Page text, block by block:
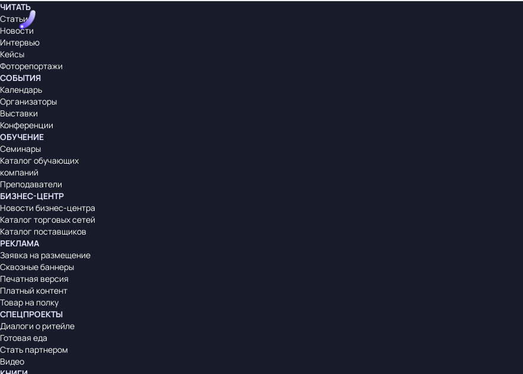
ЧИТАТЬ
Статьи
Новости
Интервью
Кейсы
Фоторепортажи
СОБЫТИЯ
Календарь
Организаторы
Выставки
Конференции
ОБУЧЕНИЕ
Семинары
Каталог обучающих
компаний
Преподаватели
БИЗНЕС-ЦЕНТР
Новости бизнес-центра
Каталог торговых сетей
Каталог поставщиков
РЕКЛАМА
Заявка на размещение
Сквозные баннеры
Печатная версия
Платный контент
Товар на полку
СПЕЦПРОЕКТЫ
Диалоги о ритейле
Готовая еда
Стать партнером
Видео